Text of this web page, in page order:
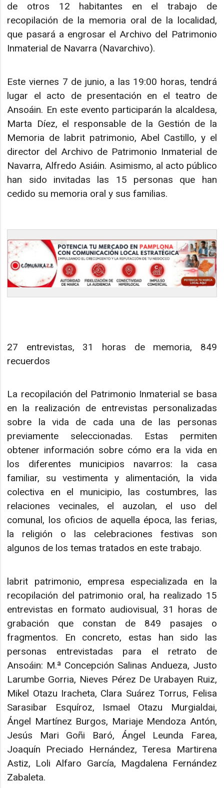
de otros 12 habitantes en el trabajo de
recopilación de la memoria oral de la localidad,
que pasará a engrosar el Archivo del Patrimonio
Inmaterial de Navarra (Navarchivo).
Este viernes 7 de junio, a las 19:00 horas, tendrá
lugar el acto de presentación en el teatro de
Ansoáin. En este evento participarán la alcaldesa,
Marta Díez, el responsable de la Gestión de la
Memoria de labrit patrimonio, Abel Castillo, y el
director del Archivo de Patrimonio Inmaterial de
Navarra, Alfredo Asiáin. Asimismo, al acto público
han sido invitadas las 15 personas que han
cedido su memoria oral y sus familias.
27 entrevistas, 31 horas de memoria, 849
recuerdos
La recopilación del Patrimonio Inmaterial se basa
en la realización de entrevistas personalizadas
sobre la vida de cada una de las personas
previamente seleccionadas. Estas permiten
obtener información sobre cómo era la vida en
los diferentes municipios navarros: la casa
familiar, su vestimenta y alimentación, la vida
colectiva en el municipio, las costumbres, las
relaciones vecinales, el auzolan, el uso del
comunal, los oficios de aquella época, las ferias,
la religión o las celebraciones festivas son
algunos de los temas tratados en este trabajo.
labrit patrimonio, empresa especializada en la
recopilación del patrimonio oral, ha realizado 15
entrevistas en formato audiovisual, 31 horas de
grabación que constan de 849 pasajes o
fragmentos. En concreto, estas han sido las
personas entrevistadas para el retrato de
Ansoáin: M.ª Concepción Salinas Andueza, Justo
Larumbe Gorria, Nieves Pérez De Urabayen Ruiz,
Mikel Otazu Iracheta, Clara Suárez Torrus, Felisa
Sarasibar Esquíroz, Ismael Otazu Murgialdai,
Ángel Martínez Burgos, Mariaje Mendoza Antón,
Jesús Mari Goñi Baró, Ángel Leunda Farea,
Joaquín Preciado Hernández, Teresa Martirena
Astiz, Loli Alfaro García, Magdalena Fernández
Zabaleta.